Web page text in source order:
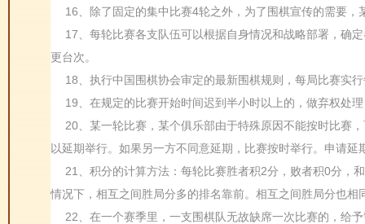
16、除了固定的集中比赛4轮之外，为了围棋宣传的需要
17、每轮比赛各支队伍可以根据自身情况和战略部署，确
更台次。
18、执行中国围棋协会审定的最新围棋规则，每局比赛实
19、在规定的比赛开始时间迟到半小时以上的，做弃权处
20、某一轮比赛，某个俱乐部由于特殊原因不能按时比赛
以延期举行。如果另一方不同意延期，比赛按时举行。申请
21、积分的计算方法：每轮比赛胜者积2分，败者积0分，
情况下，相互之间胜局分多的排名靠前。相互之间胜局分也相
22、在一个赛季里，一支围棋队无故缺席一次比赛的，给